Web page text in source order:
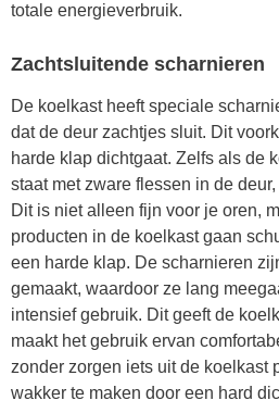
totale energieverbruik.
Zachtsluitende scharnieren
De koelkast heeft speciale
dat de deur zachtjes sluit. Dit
harde klap dichtgaat. Zelfs als de
staat met zware flessen in de
Dit is niet alleen fijn voor je oren,
producten in de koelkast gaan
een harde klap. De scharnieren
gemaakt, waardoor ze lang
intensief gebruik. Dit geeft de
maakt het gebruik ervan
zonder zorgen iets uit de koelkast
wakker te maken door een hard